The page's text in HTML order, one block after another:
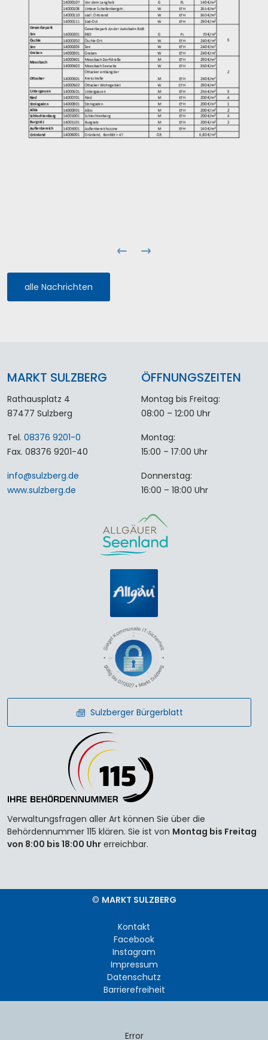
alle Nachrichten
MARKT SULZBERG
Rathausplatz 4
87477 Sulzberg
Tel. 08376 9201-0
Fax. 08376 9201-40
info@sulzberg.de
www.sulzberg.de
ÖFFNUNGSZEITEN
Montag bis Freitag:
08:00 – 12:00 Uhr
Montag:
15:00 – 17:00 Uhr
Donnerstag:
16:00 – 18:00 Uhr
Sulzberger Bürgerblatt
Verwaltungsfragen aller Art können Sie über die
Behördennummer 115 klären. Sie ist von Montag bis Freitag
von 8:00 bis 18:00 Uhr erreichbar.
© MARKT SULZBERG
Kontakt
Facebook
Instagram
Impressum
Datenschutz
Barrierefreiheit
Error